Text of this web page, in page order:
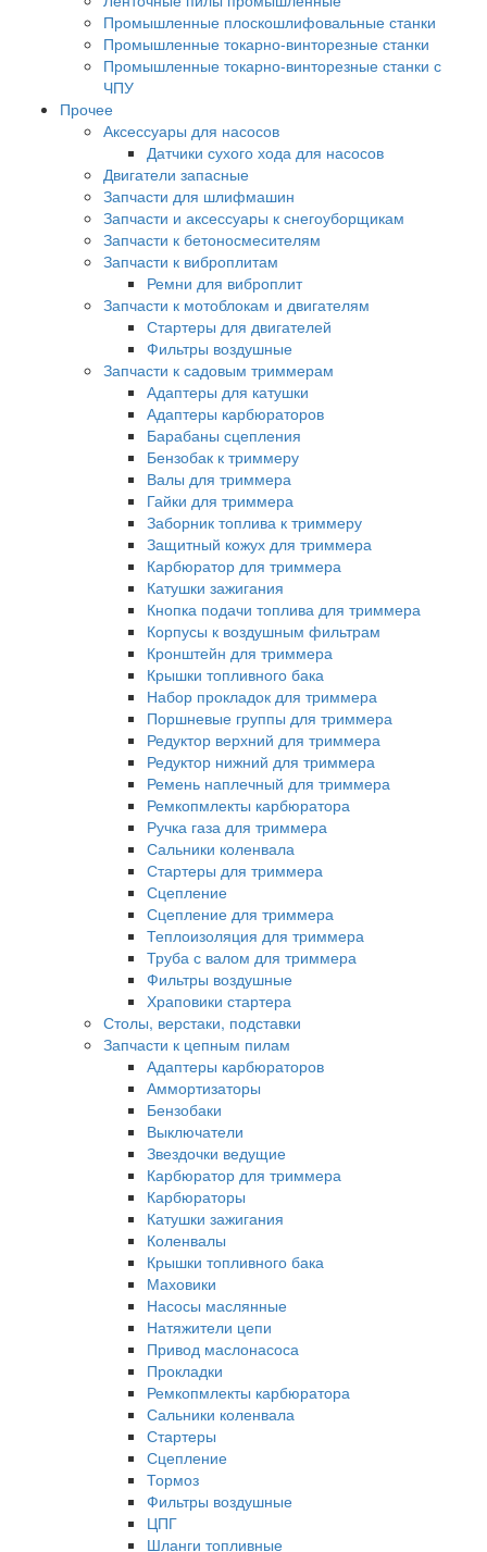
Промышленные плоскошлифовальные станки
Промышленные токарно-винторезные станки
Промышленные токарно-винторезные станки с
ЧПУ
Прочее
Аксессуары для насосов
Датчики сухого хода для насосов
Двигатели запасные
Запчасти для шлифмашин
Запчасти и аксессуары к снегоуборщикам
Запчасти к бетоносмесителям
Запчасти к виброплитам
Ремни для виброплит
Запчасти к мотоблокам и двигателям
Стартеры для двигателей
Фильтры воздушные
Запчасти к садовым триммерам
Адаптеры для катушки
Адаптеры карбюраторов
Барабаны сцепления
Бензобак к триммеру
Валы для триммера
Гайки для триммера
Заборник топлива к триммеру
Защитный кожух для триммера
Карбюратор для триммера
Катушки зажигания
Кнопка подачи топлива для триммера
Корпусы к воздушным фильтрам
Кронштейн для триммера
Крышки топливного бака
Набор прокладок для триммера
Поршневые группы для триммера
Редуктор верхний для триммера
Редуктор нижний для триммера
Ремень наплечный для триммера
Ремкопмлекты карбюратора
Ручка газа для триммера
Сальники коленвала
Стартеры для триммера
Сцепление
Сцепление для триммера
Теплоизоляция для триммера
Труба с валом для триммера
Фильтры воздушные
Храповики стартера
Столы, верстаки, подставки
Запчасти к цепным пилам
Адаптеры карбюраторов
Аммортизаторы
Бензобаки
Выключатели
Звездочки ведущие
Карбюратор для триммера
Карбюраторы
Катушки зажигания
Коленвалы
Крышки топливного бака
Маховики
Насосы маслянные
Натяжители цепи
Привод маслонасоса
Прокладки
Ремкопмлекты карбюратора
Сальники коленвала
Стартеры
Сцепление
Тормоз
Фильтры воздушные
ЦПГ
Шланги топливные